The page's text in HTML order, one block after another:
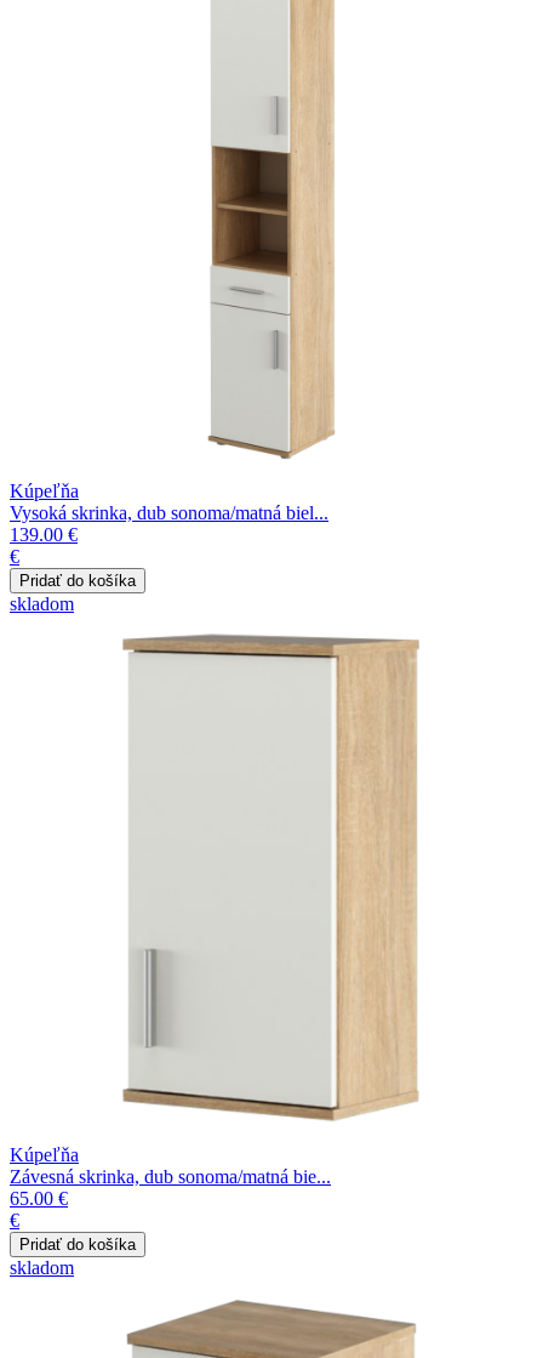
Kúpeľňa
Vysoká skrinka, dub sonoma/matná biel...
139.00 €
€
skladom
Kúpeľňa
Závesná skrinka, dub sonoma/matná bie...
65.00 €
€
skladom